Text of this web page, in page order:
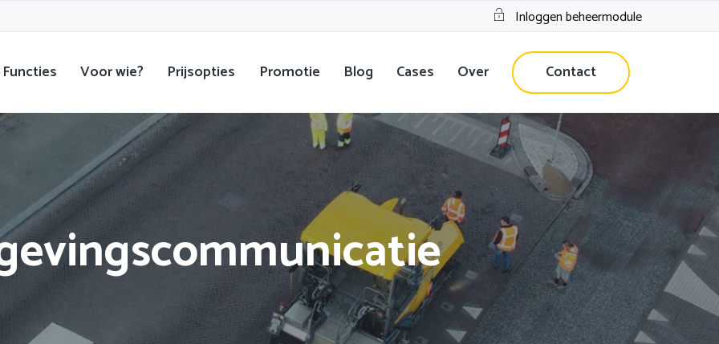
Inloggen beheermodule
Functies Voor wie? Prijsopties Promotie Blog Cases Over Contact